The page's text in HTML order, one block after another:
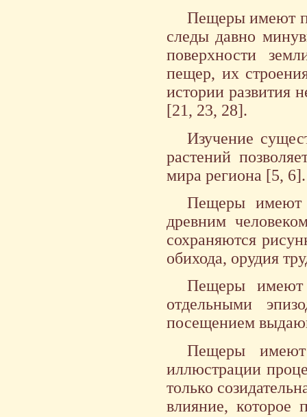
Пещеры имеют
следы давно
поверхности
пещер, их
истории развития
[21, 23, 28].
Изучение
растений
мира региона [5, 6].
Пещеры имеют
древним
сохраняются
обихода, орудия
Пещеры имеют
отдельными
посещением
Пещеры имеют
иллюстрации
только
влияние, которое